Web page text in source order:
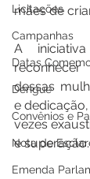
Licitações
Campanhas
Datas
Dengue
Convênios e
Nota de
Emenda
mães de
A
dessas
e
vezes
e